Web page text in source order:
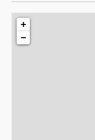
+
−